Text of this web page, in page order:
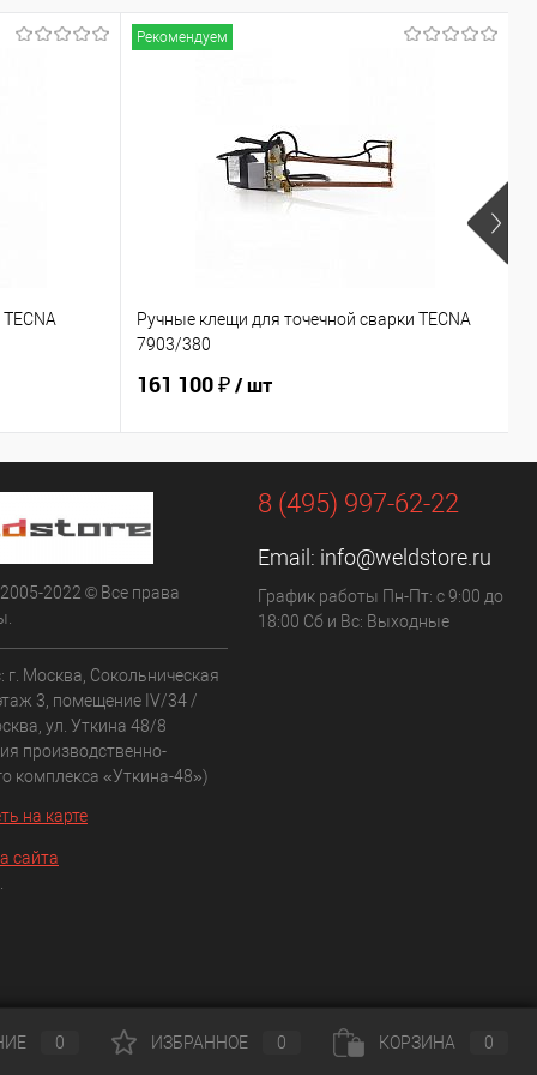
Рекомендуем
Ручные клещи для точечной сварки TECNA
7903/380
161 100 ₽/ шт
2022 © Все права
г. Москва, Сокольническая
3, помещение IV/34 /
ул. Уткина 48/8
производственно-
комплекса «Уткина-48»)
на карте
сайта
8 (495) 997-62-22
Email: info@weldstore.ru
График работы Пн-Пт: с 9:00 до
18:00 Сб и Вс: Выходные
0 ИЗБРАННОЕ 0 КОРЗИНА 0